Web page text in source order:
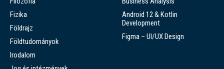
Fizika
Földrajz
Földtudományok
Irodalom
Android 12 & Kotlin
Development
Figma – UI/UX Design